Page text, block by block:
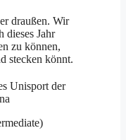
draußen. Wir
dieses Jahr
zu können,
stecken könnt.
Unisport der